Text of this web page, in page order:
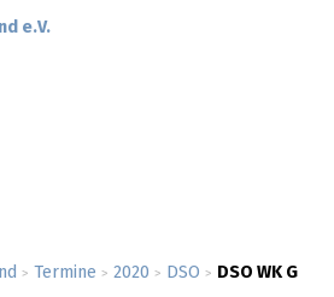
> Termine > 2020 > DSO > DSO WK G
e.V.